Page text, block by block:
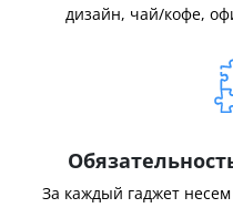
дизайн, чай/кофе,
За каждый гаджет